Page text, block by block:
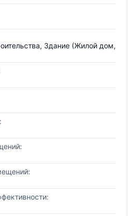
Здание (Жилой дом,